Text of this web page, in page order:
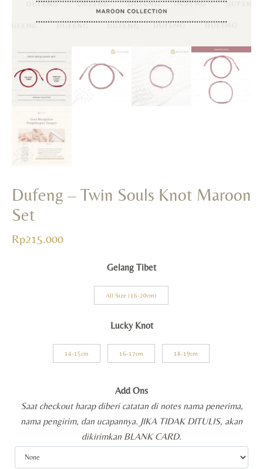
Dufeng – Twin Souls Knot Maroon
Set
Rp215.000
Gelang Tibet
All Size (16-20cm)
Lucky Knot
14-15cm 16-17cm 18-19cm
Add Ons
Saat checkout harap diberi catatan di notes nama penerima,
nama pengirim, dan ucapannya. JIKA TIDAK DITULIS, akan
dikirimkan BLANK CARD.
+ ADD